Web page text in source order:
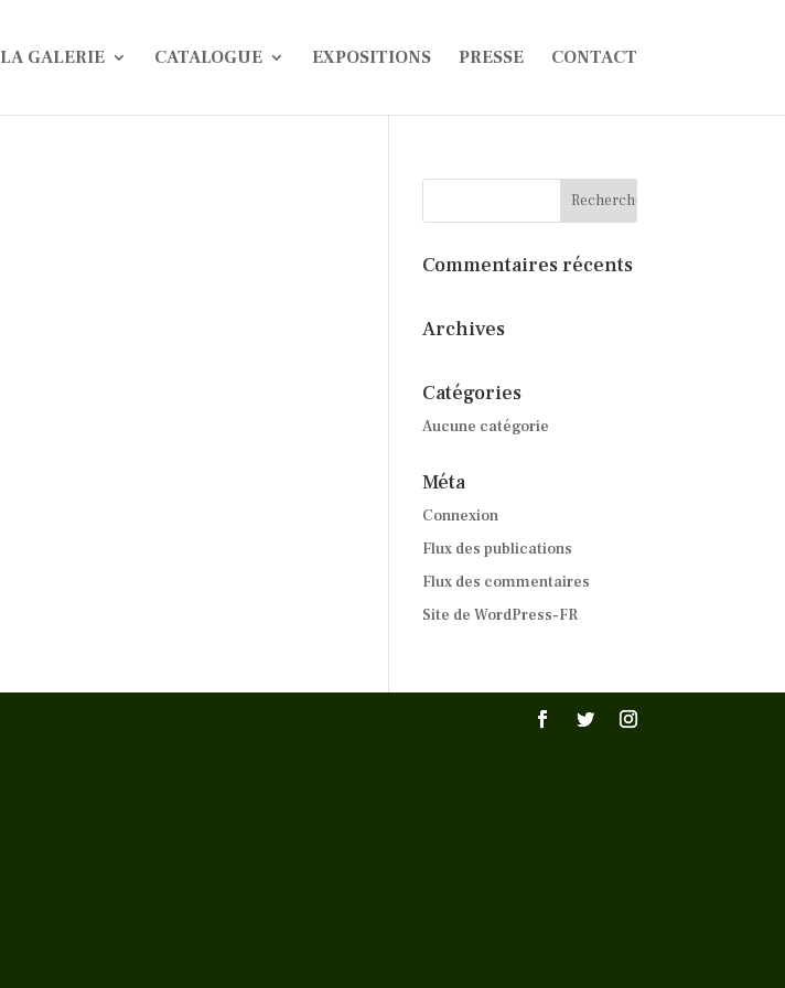
LA GALERIE CATALOGUE EXPOSITIONS PRESSE CONTACT
Commentaires récents
Archives
Catégories
Aucune catégorie
Méta
Connexion
Flux des publications
Flux des commentaires
Site de WordPress-FR